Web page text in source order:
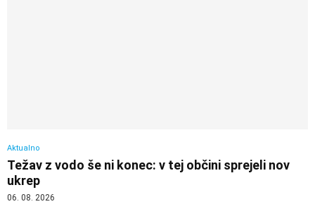
Aktualno
Težav z vodo še ni konec: v tej občini sprejeli nov
ukrep
06. 08. 2026